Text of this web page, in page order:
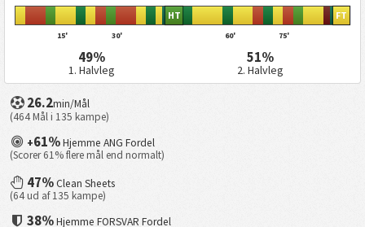
15' 30'
HT
60' 75'
FT
49%
1. Halvleg
51%
2. Halvleg
26.2min/Mål
(464 Mål i 135 kampe)
+61% Hjemme ANG Fordel
(Scorer 61% flere mål end normalt)
47%Clean Sheets
(64 ud af 135 kampe)
38%Hjemme FORSVAR Fordel